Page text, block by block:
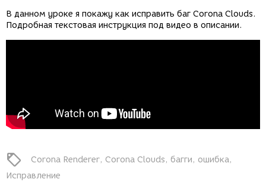
В данном уроке я покажу как исправить баг Corona Clouds.
Подробная текстовая инструкция под видео в описании.
Corona Renderer Corona Clouds багги
ошибка
Исправление